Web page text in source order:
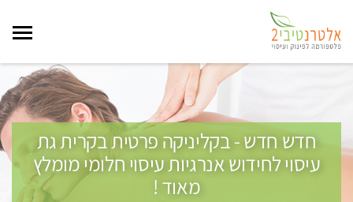
חדש חדש - בקליניקה פרטית בקרית גת
עיסוי לחידוש אנרגיות עיסוי חלומי מומלץ
מאוד !